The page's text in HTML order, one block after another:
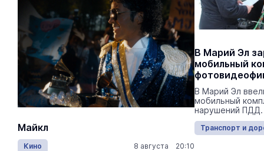
Майкл
Кино 8 августа 20:10
Лида /
В Марий Эл
мобильный
В Марий Эл
мобильный
нарушений ПДД.
Транспорт и